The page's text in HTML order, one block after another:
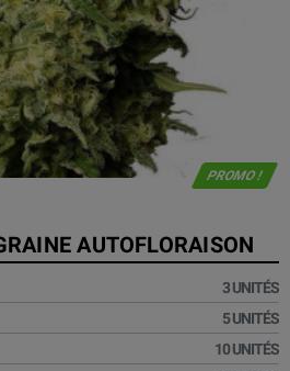
PROMO !
AUTOFLORAISON
3 UNITÉS
5 UNITÉS
10 UNITÉS